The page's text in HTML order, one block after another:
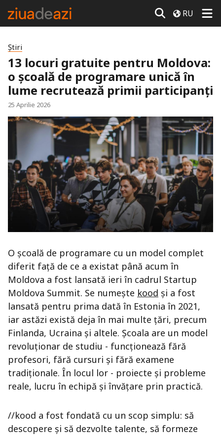
RU
Știri
13 locuri gratuite pentru Moldova:
o școală de programare unică în
lume recrutează primii participanți
25 Aprilie 2026
O școală de programare cu un model complet
diferit față de ce a existat până acum în
Moldova a fost lansată ieri în cadrul Startup
Moldova Summit. Se numește kood și a fost
lansată pentru prima dată în Estonia în 2021,
iar astăzi există deja în mai multe țări, precum
Finlanda, Ucraina și altele. Școala are un model
revoluționar de studiu - funcționează fără
profesori, fără cursuri și fără examene
tradiționale. În locul lor - proiecte și probleme
reale, lucru în echipă și învățare prin practică.
//kood a fost fondată cu un scop simplu: să
descopere și să dezvolte talente, să formeze